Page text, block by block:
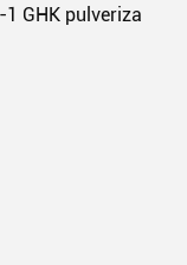
GHK pulveriza